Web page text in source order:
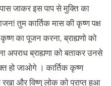
जाकर इस पाप से मुक्ति का
तुम कार्तिक मास की कृष्ण पक्ष
का पूजन करना, ब्राह्यणो को
अपराध ब्राह्यणा को बताकर उनसे
हो जाओगे । कार्तिक कृष्ण
रखा और विष्णु लोक को प्राप्त हुआ